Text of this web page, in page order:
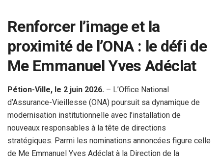
Renforcer l’image et la
proximité de l’ONA : le défi de
Me Emmanuel Yves Adéclat
Pétion-Ville, le 2 juin 2026. – L’Office National
d’Assurance-Vieillesse (ONA) poursuit sa dynamique de
modernisation institutionnelle avec l’installation de
nouveaux responsables à la tête de directions
stratégiques. Parmi les nominations annoncées figure celle
de Me Emmanuel Yves Adéclat à la Direction de la